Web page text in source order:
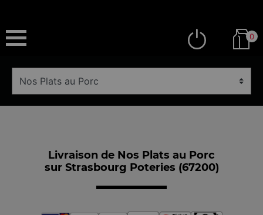
0
Livraison de Nos Plats au Porc
sur Strasbourg Poteries (67200)